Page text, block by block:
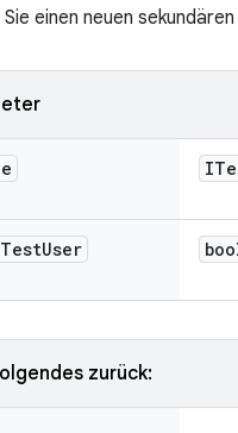
einen neuen
TestUser
zurück: